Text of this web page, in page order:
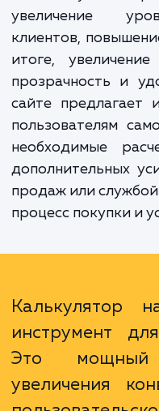
решить эту
клиентам
мгновенных
Воспользуйтесь
увеличение
клиентов,
итоге,
прозрачность и
пользователям
дополнительных
продаж или
процесс покупки